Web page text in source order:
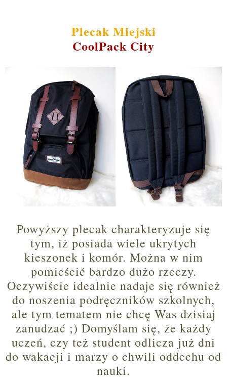
Plecak Miejski
CoolPack City
Powyższy plecak charakteryzuje się
tym, iż posiada wiele ukrytych
kieszonek i komór. Można w nim
pomieścić bardzo dużo rzeczy.
Oczywiście idealnie nadaje się również
do noszenia podręczników szkolnych,
ale tym tematem nie chcę Was dzisiaj
zanudzać ;) Domyślam się, że każdy
uczeń, czy też student odlicza już dni
do wakacji i marzy o chwili oddechu od
nauki.